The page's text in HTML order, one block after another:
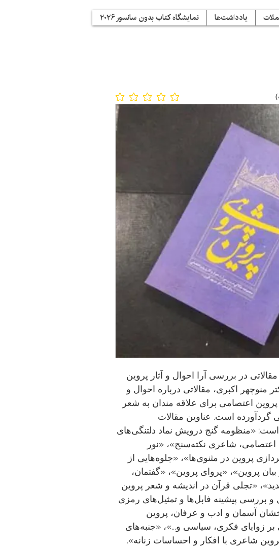
یادداشت‌ها نمایشگاه کتاب بدون سانسور ۲۰۲۶
در بررسی آرا احوال و آثار پروین
اکبری، مقالاتی درباره احوال و
اعتصامی برای علاقه مندان به شعر
گردآورده است. عناوین مقالات
«منظومه گنج درویش نماد دلتنگی‌های
شاعری نکته‌سنج»، «نور
پروین در مثنوی‌ها»، «جلوه‌هایی از
پروین»، «پروای پروین»، «گفتمان،
«تجلی قرآن در اندیشه و شعر پروین
و بررسی پیشینه فابل‌ها و تمثیل‌های رمزی
آسمان و ادب و عرفان، پروین
زوایای فکری، سیاسی و...»، «جنبه‌های
شاعری با افکار و احساسات زنانه».
No ratings yet